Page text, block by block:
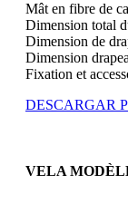
Mât en fibre de
Dimension total
Dimension de
Dimension
Fixation et
DESCARGAR
VELA